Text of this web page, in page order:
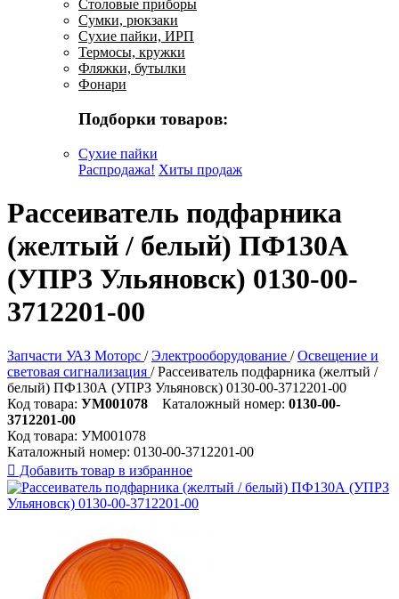
Столовые приборы
Сумки, рюкзаки
Сухие пайки, ИРП
Термосы, кружки
Фляжки, бутылки
Фонари
Подборки товаров:
Сухие пайки
Распродажа! Хиты продаж
Рассеиватель подфарника
(желтый / белый) ПФ130А
(УПРЗ Ульяновск) 0130-00-
3712201-00
Запчасти УАЗ Моторс / Электрооборудование / Освещение и
световая сигнализация / Рассеиватель подфарника (желтый /
белый) ПФ130А (УПРЗ Ульяновск) 0130-00-3712201-00
Код товара: УМ001078 Каталожный номер: 0130-00-
3712201-00
Код товара: УМ001078
Каталожный номер: 0130-00-3712201-00
 Добавить товар в избранное